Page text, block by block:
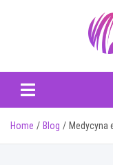
Home Blog Medycyna